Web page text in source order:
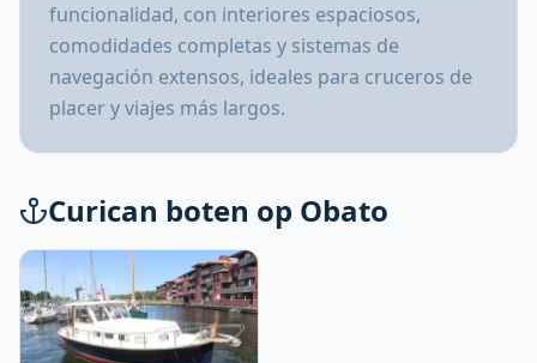
funcionalidad, con interiores espaciosos,
comodidades completas y sistemas de
navegación extensos, ideales para cruceros de
placer y viajes más largos.
Curican boten op Obato